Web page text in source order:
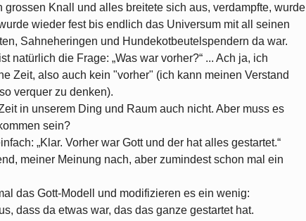
grossen Knall und alles breitete sich aus, verdampfte, wurde
wieder fest bis endlich das Universum mit all seinen
Sahneheringen und Hundekotbeutelspendern da war.
natürlich die Frage: „Was war vorher?“ ... Ach ja, ich
Zeit, also auch kein "vorher" (ich kann meinen Verstand
verquer zu denken).
in unserem Ding und Raum auch nicht. Aber muss es
sein?
„Klar. Vorher war Gott und der hat alles gestartet.“
meiner Meinung nach, aber zumindest schon mal ein
das Gott-Modell und modifizieren es ein wenig:
dass da etwas war, das das ganze gestartet hat.